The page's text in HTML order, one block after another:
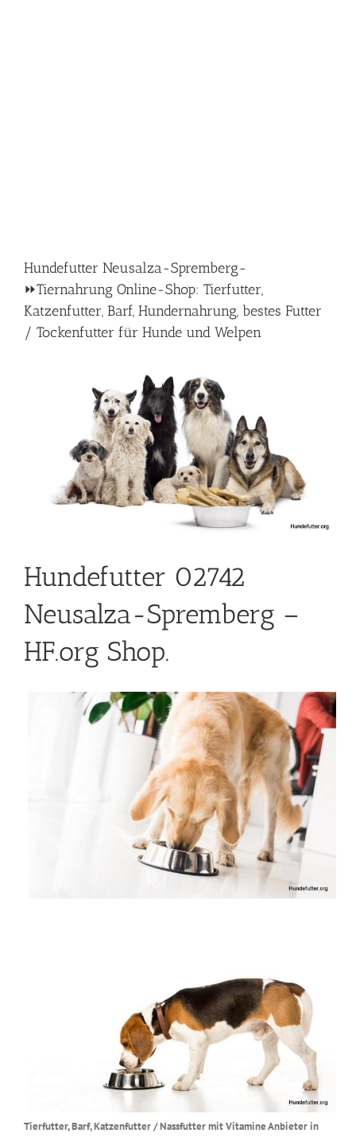
Hundefutter Neusalza-Spremberg-
⏩Tiernahrung Online-Shop: Tierfutter,
Katzenfutter, Barf, Hundernahrung, bestes Futter
/ Tockenfutter für Hunde und Welpen
Hundefutter 02742
Neusalza-Spremberg –
HF.org Shop.
Tierfutter, Barf, Katzenfutter / Nassfutter mit Vitamine Anbieter in